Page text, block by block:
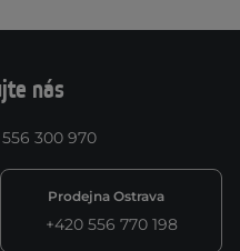
nás
300 970
Prodejna Ostrava
+420 556 770 198